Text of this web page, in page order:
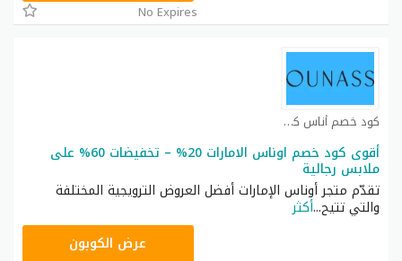
No Expires
كود خصم أناس كوبون
أقوى كود خصم اوناس الامارات 20% – تخفيضات 60% على
ملابس رجالية
تقدّم متجر أوناس الإمارات أفضل العروض الترويجية المختلفة
والتي تتيح...أكثر
DB115عرض الكوبون